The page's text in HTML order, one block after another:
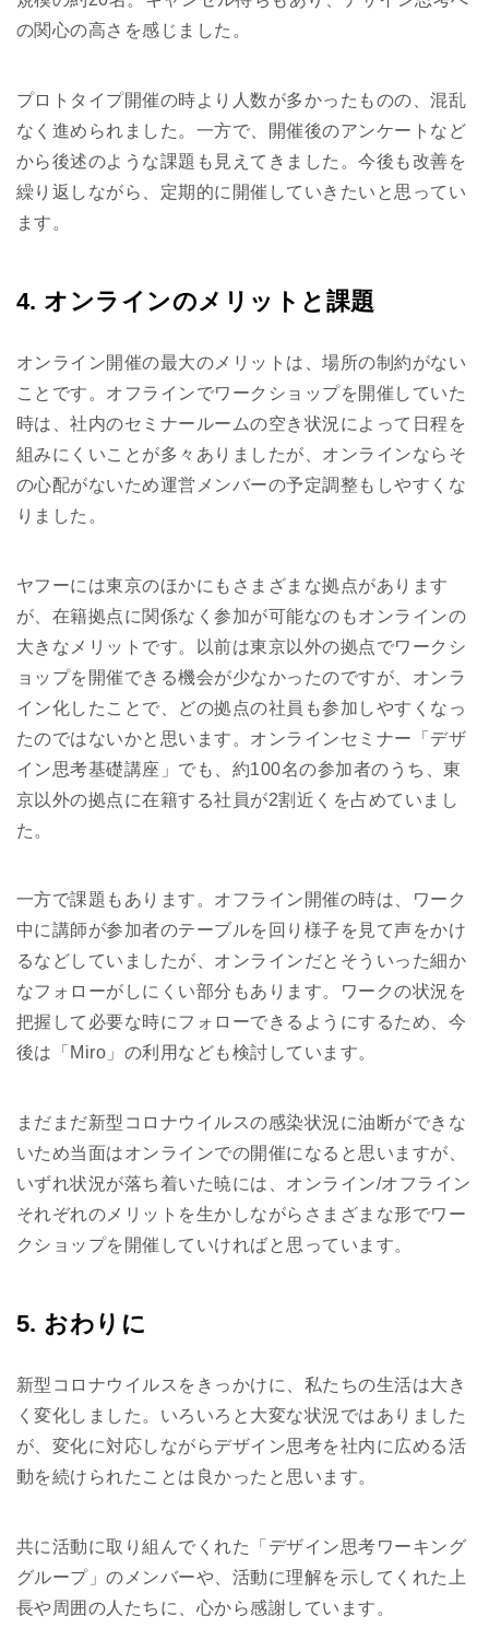
の関心の高さを感じました。
プロトタイプ開催の時より人数が多かったものの、混乱
なく進められました。一方で、開催後のアンケートなど
から後述のような課題も見えてきました。今後も改善を
繰り返しながら、定期的に開催していきたいと思ってい
ます。
4. オンラインのメリットと課題
オンライン開催の最大のメリットは、場所の制約がない
ことです。オフラインでワークショップを開催していた
時は、社内のセミナールームの空き状況によって日程を
組みにくいことが多々ありましたが、オンラインならそ
の心配がないため運営メンバーの予定調整もしやすくな
りました。
ヤフーには東京のほかにもさまざまな拠点があります
が、在籍拠点に関係なく参加が可能なのもオンラインの
大きなメリットです。以前は東京以外の拠点でワークシ
ョップを開催できる機会が少なかったのですが、オンラ
イン化したことで、どの拠点の社員も参加しやすくなっ
たのではないかと思います。オンラインセミナー「デザ
イン思考基礎講座」でも、約100名の参加者のうち、東
京以外の拠点に在籍する社員が2割近くを占めていまし
た。
一方で課題もあります。オフライン開催の時は、ワーク
中に講師が参加者のテーブルを回り様子を見て声をかけ
るなどしていましたが、オンラインだとそういった細か
なフォローがしにくい部分もあります。ワークの状況を
把握して必要な時にフォローできるようにするため、今
後は「Miro」の利用なども検討しています。
まだまだ新型コロナウイルスの感染状況に油断ができな
いため当面はオンラインでの開催になると思いますが、
いずれ状況が落ち着いた暁には、オンライン/オフライン
それぞれのメリットを生かしながらさまざまな形でワー
クショップを開催していければと思っています。
5. おわりに
新型コロナウイルスをきっかけに、私たちの生活は大き
く変化しました。いろいろと大変な状況ではありました
が、変化に対応しながらデザイン思考を社内に広める活
動を続けられたことは良かったと思います。
共に活動に取り組んでくれた「デザイン思考ワーキング
グループ」のメンバーや、活動に理解を示してくれた上
長や周囲の人たちに、心から感謝しています。